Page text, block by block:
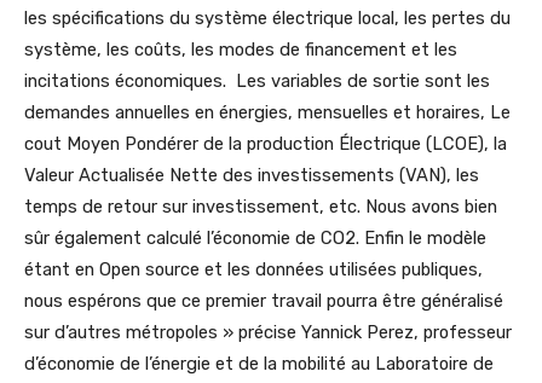
les spécifications du système électrique local, les pertes du
système, les coûts, les modes de financement et les
incitations économiques. Les variables de sortie sont les
demandes annuelles en énergies, mensuelles et horaires, Le
cout Moyen Pondérer de la production Électrique (LCOE), la
Valeur Actualisée Nette des investissements (VAN), les
temps de retour sur investissement, etc. Nous avons bien
sûr également calculé l’économie de CO2. Enfin le modèle
étant en Open source et les données utilisées publiques,
nous espérons que ce premier travail pourra être généralisé
sur d’autres métropoles » précise Yannick Perez, professeur
d’économie de l’énergie et de la mobilité au Laboratoire de